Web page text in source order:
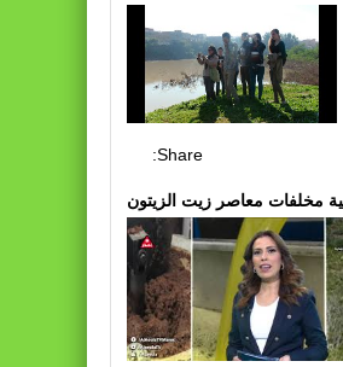
Share:
مخلفات معاصر زيت الزيتون